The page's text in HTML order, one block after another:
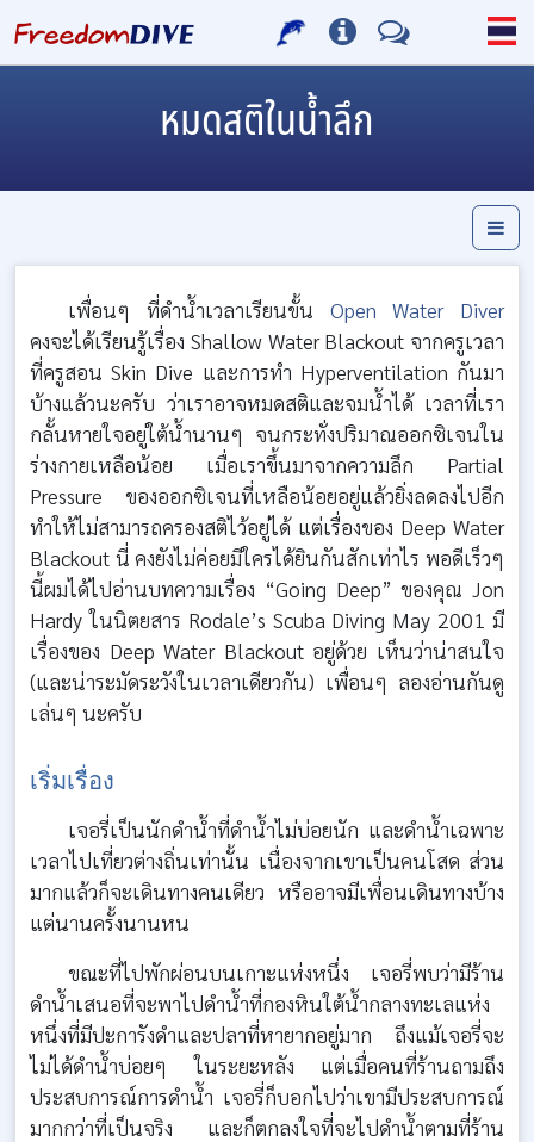
หมดสติในน้ำลึก
เพื่อนๆ ที่ดำน้ำเวลาเรียนขั้น Open Water Diver
คงจะได้เรียนรู้เรื่อง Shallow Water Blackout จากครูเวลา
ที่ครูสอน Skin Dive และการทำ Hyperventilation กันมา
บ้างแล้วนะครับ ว่าเราอาจหมดสติและจมน้ำได้ เวลาที่เรา
กลั้นหายใจอยู่ใต้น้ำนานๆ จนกระทั่งปริมาณออกซิเจนใน
ร่างกายเหลือน้อย เมื่อเราขึ้นมาจากความลึก Partial
Pressure ของออกซิเจนที่เหลือน้อยอยู่แล้วยิ่งลดลงไปอีก
ทำให้ไม่สามารถครองสติไว้อยู่ได้ แต่เรื่องของ Deep Water
Blackout นี่ คงยังไม่ค่อยมีใครได้ยินกันสักเท่าไร พอดีเร็วๆ
นี้ผมได้ไปอ่านบทความเรื่อง “Going Deep” ของคุณ Jon
Hardy ในนิตยสาร Rodale’s Scuba Diving May 2001 มี
เรื่องของ Deep Water Blackout อยู่ด้วย เห็นว่าน่าสนใจ
(และน่าระมัดระวังในเวลาเดียวกัน) เพื่อนๆ ลองอ่านกันดู
เล่นๆ นะครับ
เริ่มเรื่อง
เจอรี่เป็นนักดำน้ำที่ดำน้ำไม่บ่อยนัก และดำน้ำเฉพาะ
เวลาไปเที่ยวต่างถิ่นเท่านั้น เนื่องจากเขาเป็นคนโสด ส่วน
มากแล้วก็จะเดินทางคนเดียว หรืออาจมีเพื่อนเดินทางบ้าง
แต่นานครั้งนานหน
ขณะที่ไปพักผ่อนบนเกาะแห่งหนึ่ง เจอรี่พบว่ามีร้าน
ดำน้ำเสนอที่จะพาไปดำน้ำที่กองหินใต้น้ำกลางทะเลแห่ง
หนึ่งที่มีปะการังดำและปลาที่หายากอยู่มาก ถึงแม้เจอรี่จะ
ไม่ได้ดำน้ำบ่อยๆ ในระยะหลัง แต่เมื่อคนที่ร้านถามถึง
ประสบการณ์การดำน้ำ เจอรี่ก็บอกไปว่าเขามีประสบการณ์
มากกว่าที่เป็นจริง และก็ตกลงใจที่จะไปดำน้ำตามที่ร้าน